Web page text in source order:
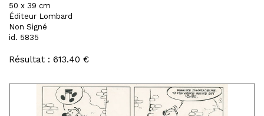
50 x 39 cm
Éditeur Lombard
Non Signé
id. 5835
Résultat : 613.40 €